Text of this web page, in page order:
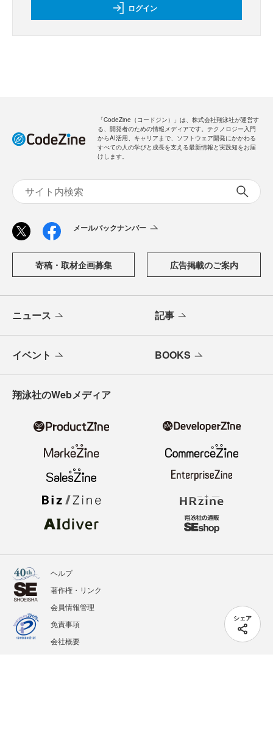
シェア
ログイン
「CodeZine（コードジン）」は、株式会社翔泳社が運営す
る、開発者のための情報メディアです。テクノロジー入門
からAI活用、キャリアまで、ソフトウェア開発にかかわる
すべての人の学びと成長を支える最新情報と実践知をお届
けします。
メールバックナンバー
寄稿・取材企画募集 広告掲載のご案内
ニュース 記事
イベント BOOKS
翔泳社のWebメディア
ヘルプ
著作権・リンク
会員情報管理
免責事項
会社概要